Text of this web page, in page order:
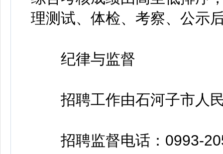
理测试、体检、考察、公示
纪律与监督
招聘工作由石河子市人民
招聘监督电话：0993-